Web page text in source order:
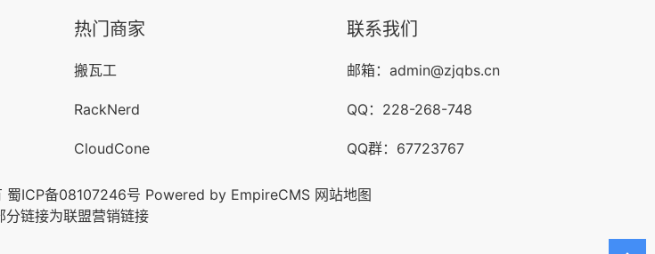
热门商家
搬瓦工
RackNerd
CloudCone
联系我们
邮箱： admin@zjqbs.cn
QQ：228-268-748
QQ群： 67723767
蜀ICP备08107246号 Powered by EmpireCMS 网站地图
分链接为联盟营销链接